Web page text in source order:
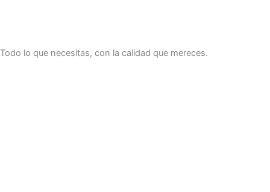
Todo lo que necesitas, con la calidad que mereces.